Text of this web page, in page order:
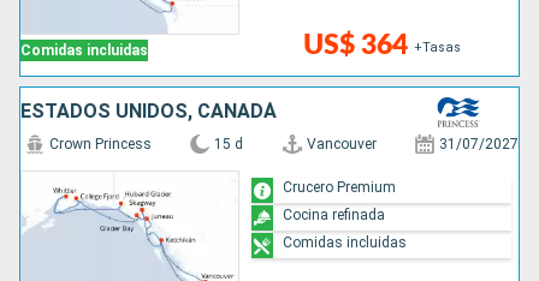
Comidas incluidas US$ 364 +Tasas
ESTADOS UNIDOS, CANADÁ
Crown Princess 15 d Vancouver 31/07/2027
Crucero Premium
Cocina refinada
Comidas incluidas